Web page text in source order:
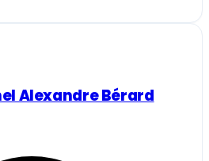
Alexandre Bérard